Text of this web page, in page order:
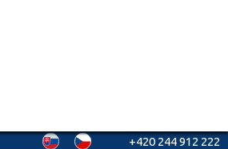
+420 244 912 222